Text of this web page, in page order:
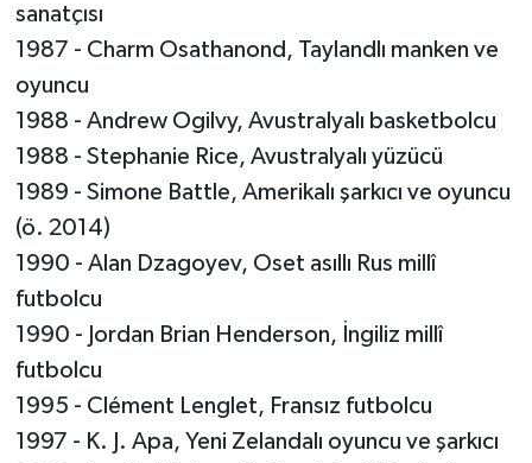
sanatçısı
1987 - Charm Osathanond, Taylandlı manken ve
oyuncu
1988 - Andrew Ogilvy, Avustralyalı basketbolcu
1988 - Stephanie Rice, Avustralyalı yüzücü
1989 - Simone Battle, Amerikalı şarkıcı ve oyuncu
(ö. 2014)
1990 - Alan Dzagoyev, Oset asıllı Rus millî
futbolcu
1990 - Jordan Brian Henderson, İngiliz millî
futbolcu
1995 - Clément Lenglet, Fransız futbolcu
1997 - K. J. Apa, Yeni Zelandalı oyuncu ve şarkıcı